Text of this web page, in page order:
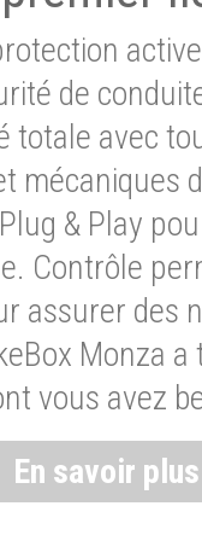
de
totale avec
mécaniques
& Play
Contrôle
assurer des
Monza
vous avez
En savoir